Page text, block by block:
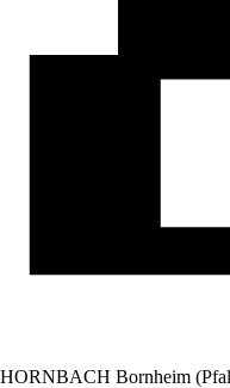
HORNBACH Bornheim